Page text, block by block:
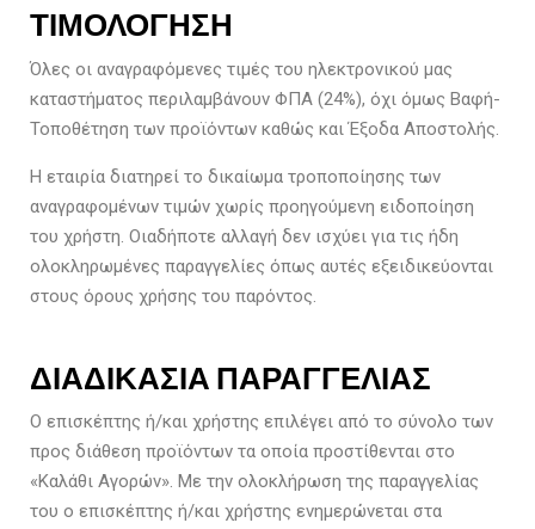
ΤΙΜΟΛΟΓΗΣΗ
Όλες οι αναγραφόμενες τιμές του ηλεκτρονικού μας
καταστήματος περιλαμβάνουν ΦΠΑ (24%), όχι όμως Βαφή-
Τοποθέτηση των προϊόντων καθώς και Έξοδα Αποστολής.
Η εταιρία διατηρεί το δικαίωμα τροποποίησης των
αναγραφομένων τιμών χωρίς προηγούμενη ειδοποίηση
του χρήστη. Οιαδήποτε αλλαγή δεν ισχύει για τις ήδη
ολοκληρωμένες παραγγελίες όπως αυτές εξειδικεύονται
στους όρους χρήσης του παρόντος.
ΔΙΑΔΙΚΑΣΙΑ ΠΑΡΑΓΓΕΛΙΑΣ
Ο επισκέπτης ή/και χρήστης επιλέγει από το σύνολο των
προς διάθεση προϊόντων τα οποία προστίθενται στο
«Καλάθι Αγορών». Με την ολοκλήρωση της παραγγελίας
του ο επισκέπτης ή/και χρήστης ενημερώνεται στα